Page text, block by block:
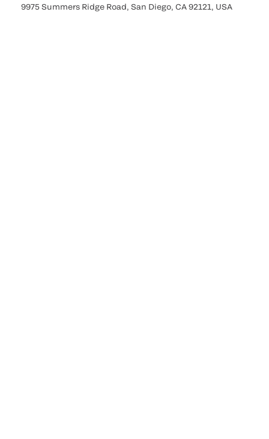
9975 Summers Ridge Road, San Diego, CA 92121, USA